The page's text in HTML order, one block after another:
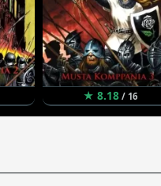
★ 8.18/ 16